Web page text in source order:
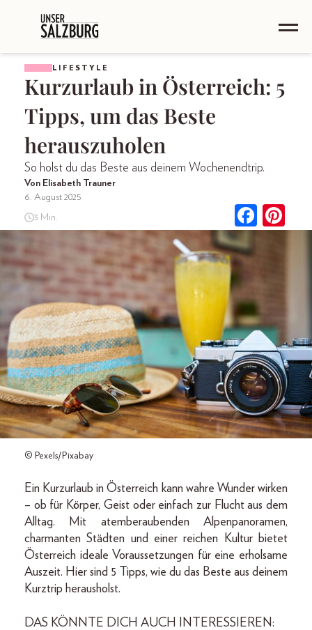
LIFESTYLE
Kurzurlaub in Österreich: 5
Tipps, um das Beste
herauszuholen
So holst du das Beste aus deinem Wochenendtrip.
Von Elisabeth Trauner
6. August 2025
3 Min.
© Pexels/Pixabay
Ein Kurzurlaub in Österreich kann wahre Wunder wirken
– ob für Körper, Geist oder einfach zur Flucht aus dem
Alltag. Mit atemberaubenden Alpenpanoramen,
charmanten Städten und einer reichen Kultur bietet
Österreich ideale Voraussetzungen für eine erholsame
Auszeit. Hier sind 5 Tipps, wie du das Beste aus deinem
Kurztrip herausholst.
DAS KÖNNTE DICH AUCH INTERESSIEREN: